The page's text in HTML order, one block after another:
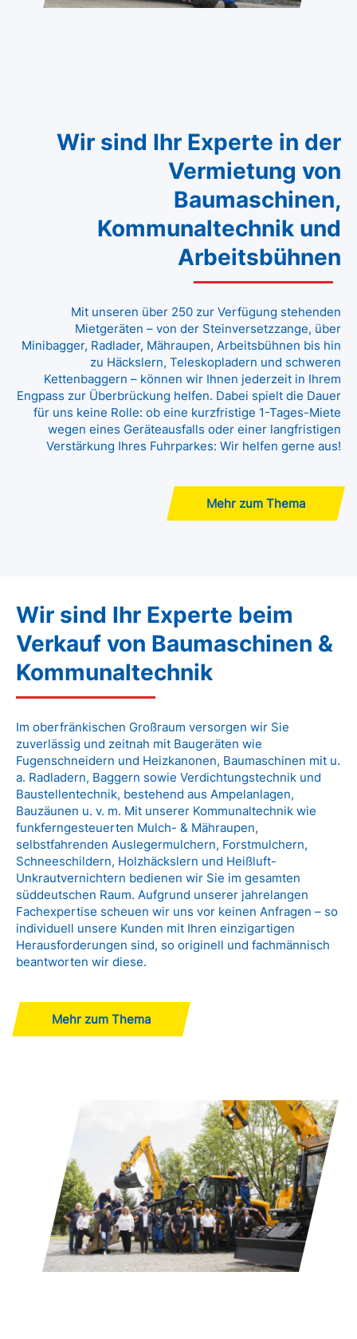
Wir sind Ihr Experte in der
Vermietung von
Baumaschinen,
Kommunaltechnik und
Arbeitsbühnen
Mit unseren über 250 zur Verfügung stehenden
Mietgeräten – von der Steinversetzzange, über
Minibagger, Radlader, Mähraupen, Arbeitsbühnen bis hin
zu Häckslern, Teleskopladern und schweren
Kettenbaggern – können wir Ihnen jederzeit in Ihrem
Engpass zur Überbrückung helfen. Dabei spielt die Dauer
für uns keine Rolle: ob eine kurzfristige 1-Tages-Miete
wegen eines Geräteausfalls oder einer langfristigen
Verstärkung Ihres Fuhrparkes: Wir helfen gerne aus!
Mehr zum Thema
Wir sind Ihr Experte beim
Verkauf von Baumaschinen &
Kommunaltechnik
Im oberfränkischen Großraum versorgen wir Sie
zuverlässig und zeitnah mit Baugeräten wie
Fugenschneidern und Heizkanonen, Baumaschinen mit u.
a. Radladern, Baggern sowie Verdichtungstechnik und
Baustellentechnik, bestehend aus Ampelanlagen,
Bauzäunen u. v. m. Mit unserer Kommunaltechnik wie
funkferngesteuerten Mulch- & Mähraupen,
selbstfahrenden Auslegermulchern, Forstmulchern,
Schneeschildern, Holzhäckslern und Heißluft-
Unkrautvernichtern bedienen wir Sie im gesamten
süddeutschen Raum. Aufgrund unserer jahrelangen
Fachexpertise scheuen wir uns vor keinen Anfragen – so
individuell unsere Kunden mit Ihren einzigartigen
Herausforderungen sind, so originell und fachmännisch
beantworten wir diese.
Mehr zum Thema